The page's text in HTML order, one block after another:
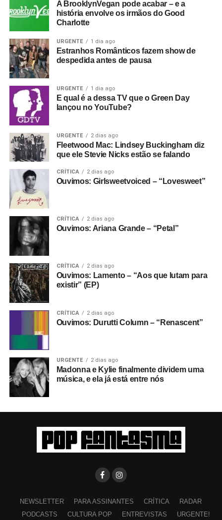
A BrooklynVegan pode acabar – e a
história envolve os irmãos do Good
Charlotte
URGENTE 1 dia ago
Estranhos Românticos fazem show de
despedida antes de pausa
URGENTE 1 dia ago
E qual é a dessa TV que o Green Day
lançou no YouTube?
URGENTE 2 dias ago
Fleetwood Mac: Lindsey Buckingham diz
que ele Stevie Nicks estão se falando
CRÍTICA 2 dias ago
Ouvimos: Girlsweetvoiced – “Lovesweet”
CRÍTICA 2 dias ago
Ouvimos: Ariana Grande – “Petal”
CRÍTICA 2 dias ago
Ouvimos: Lamento – “Aos que lutam para
existir” (EP)
CRÍTICA 2 dias ago
Ouvimos: Durutti Column – “Renascent”
URGENTE 2 dias ago
Madonna e Kylie finalmente dividem uma
música, e ela já está entre nós
NEWSLETTER PARA ASSINANTES CRÍTICA
RADAR
PODCASTS
CULTURA POP ENTREVISTAS URGENTE!